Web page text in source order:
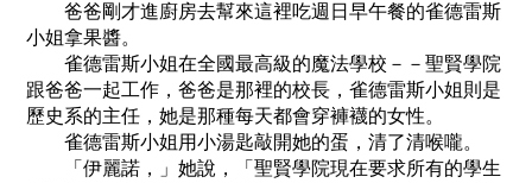
爸爸剛才進廚房去幫來這裡吃週日早午餐的雀德雷斯
小姐拿果醬。
雀德雷斯小姐在全國最高級的魔法學校－－聖賢學院
跟爸爸一起工作，爸爸是那裡的校長，雀德雷斯小姐則是
歷史系的主任，她是那種每天都會穿褲襪的女性。
雀德雷斯小姐用小湯匙敲開她的蛋，清了清喉嚨。
「伊麗諾，」她說，「聖賢學院現在要求所有的學生